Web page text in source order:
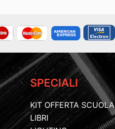
SPECIALI
KIT OFFERTA SCUOLA
LIBRI